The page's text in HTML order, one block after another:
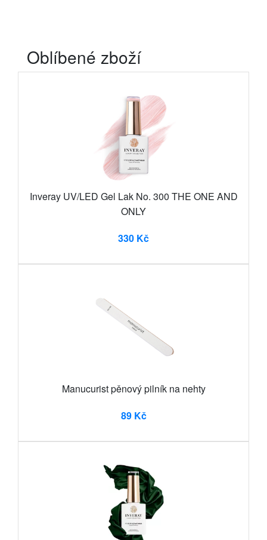
Oblíbené zboží
Inveray UV/LED Gel Lak No. 300 THE ONE AND
ONLY
330 Kč
Manucurist pěnový pilník na nehty
89 Kč